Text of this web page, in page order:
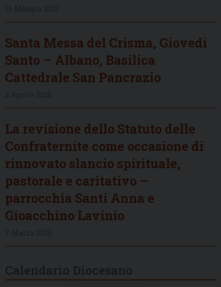
Santa Messa del Crisma, Giovedì
Santo – Albano, Basilica
Cattedrale San Pancrazio
La revisione dello Statuto delle
Confraternite come occasione di
rinnovato slancio spirituale,
pastorale e caritativo –
parrocchia Santi Anna e
Gioacchino Lavinio